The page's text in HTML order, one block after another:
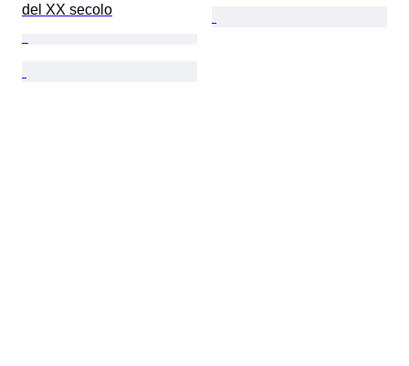
del XX secolo